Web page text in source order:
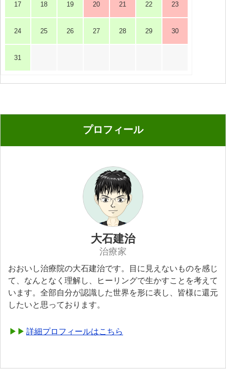
17 18 19 20 21 22 23
24 25 26 27 28 29 30
31
プロフィール
大石建治
治療家
おおいし治療院の大石建治です。目に見えないものを感じ
て、なんとなく理解し、ヒーリングで生かすことを考えて
います。全部自分が認識した世界を形に表し、皆様に還元
したいと思っております。
詳細プロフィールはこちら